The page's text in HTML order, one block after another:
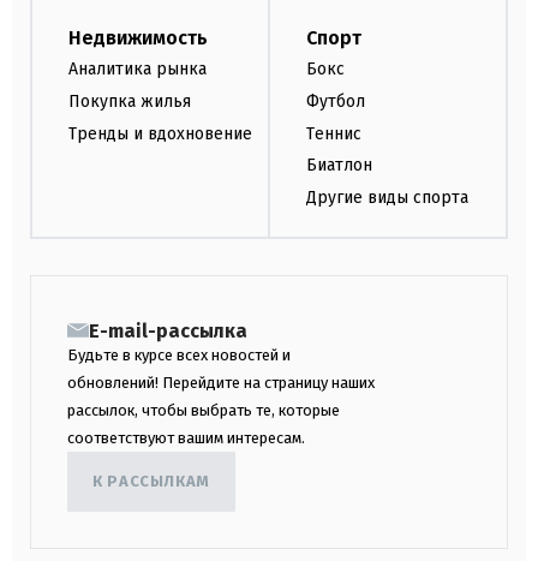
Недвижимость
Аналитика рынка
Покупка жилья
Тренды и вдохновение
Спорт
Бокс
Футбол
Теннис
Биатлон
Другие виды спорта
E-mail-рассылка
Будьте в курсе всех новостей и
обновлений! Перейдите на страницу наших
рассылок, чтобы выбрать те, которые
соответствуют вашим интересам.
К РАССЫЛКАМ